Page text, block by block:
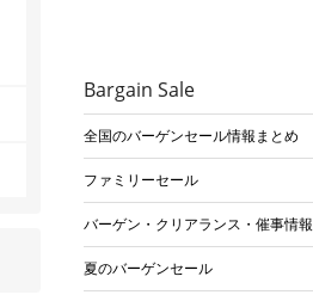
Bargain Sale
全国のバーゲンセール情報まとめ
ファミリーセール
バーゲン・クリアランス・催事情報
夏のバーゲンセール